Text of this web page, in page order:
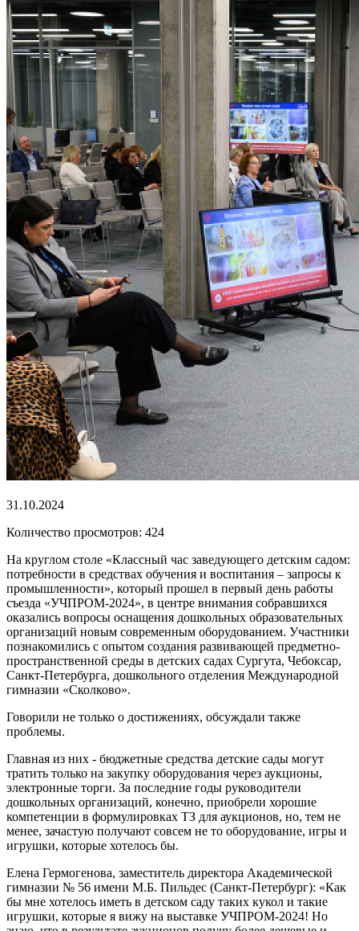
31.10.2024
Количество просмотров: 424
На круглом столе «Классный час заведующего детским садом:
потребности в средствах обучения и воспитания – запросы к
промышленности», который прошел в первый день работы
съезда «УЧПРОМ-2024», в центре внимания собравшихся
оказались вопросы оснащения дошкольных образовательных
организаций новым современным оборудованием. Участники
познакомились с опытом создания развивающей предметно-
пространственной среды в детских садах Сургута, Чебоксар,
Санкт-Петербурга, дошкольного отделения Международной
гимназии «Сколково».
Говорили не только о достижениях, обсуждали также
проблемы.
Главная из них - бюджетные средства детские сады могут
тратить только на закупку оборудования через аукционы,
электронные торги. За последние годы руководители
дошкольных организаций, конечно, приобрели хорошие
компетенции в формулировках ТЗ для аукционов, но, тем не
менее, зачастую получают совсем не то оборудование, игры и
игрушки, которые хотелось бы.
Елена Гермогенова, заместитель директора Академической
гимназии № 56 имени М.Б. Пильдес (Санкт-Петербург): «Как
бы мне хотелось иметь в детском саду таких кукол и такие
игрушки, которые я вижу на выставке УЧПРОМ-2024! Но